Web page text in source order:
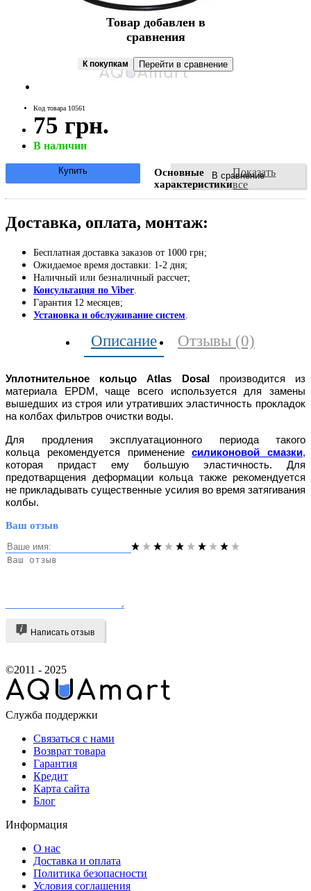
Код товара 10561
75 грн.
В наличии
В сравнение
Купить
Основные
характеристики
Показать
все
Доставка, оплата, монтаж:
Бесплатная доставка заказов от 1000 грн;
Ожидаемое время доставки: 1-2 дня;
Наличный или безналичный рассчет;
Консультация по Viber
Гарантия 12 месяцев;
Установка и обслуживание систем
Описание Отзывы (0)
Уплотнительное кольцо Atlas Dosal производится из
материала EPDM, чаще всего используется для замены
вышедших из строя или утративших эластичность прокладок
на колбах фильтров очистки воды.
Для продления эксплуатационного периода такого
кольца рекомендуется применениесиликоновой смазки,
которая придаст ему большую эластичность. Для
предотварщения деформации кольца также рекомендуется
не прикладывать существенные усилия во время затягивания
колбы.
Ваш отзыв
Написать отзыв
©2011 - 2025
Служба поддержки
Связаться с нами
Возврат товара
Гарантия
Кредит
Карта сайта
Блог
Информация
О нас
Доставка и оплата
Политика безопасности
Условия соглашения
Товар добавлен в
сравнения
К покупкам Перейти в сравнение